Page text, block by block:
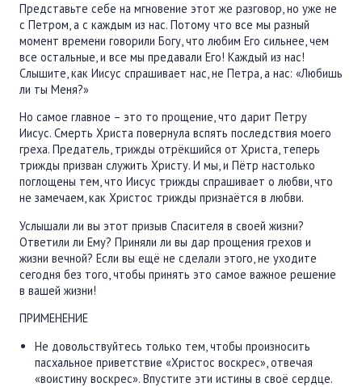
Представьте себе на мгновение этот же разговор, но уже не
с Петром, а с каждым из нас. Потому что все мы разный
момент времени говорили Богу, что любим Его сильнее, чем
все остальные, и все мы предавали Его! Каждый из нас!
Слышите, как Иисус спрашивает нас, не Петра, а нас: «Любишь
ли ты Меня?»
Но самое главное – это то прощение, что дарит Петру
Иисус. Смерть Христа повернула вспять последствия моего
греха. Предатель, трижды отрёкшийся от Христа, теперь
трижды призван служить Христу. И мы, и Пётр настолько
поглощены тем, что Иисус трижды спрашивает о любви, что
не замечаем, как Христос трижды признаётся в любви.
Услышали ли вы этот призыв Спасителя в своей жизни?
Ответили ли Ему? Приняли ли вы дар прощения грехов и
жизни вечной? Если вы ещё не сделали этого, не уходите
сегодня без того, чтобы принять это самое важное решение
в вашей жизни!
ПРИМЕНЕНИЕ
Не довольствуйтесь только тем, чтобы произносить
пасхальное приветствие «Христос воскрес», отвечая
«воистину воскрес». Впустите эти истины в своё сердце.